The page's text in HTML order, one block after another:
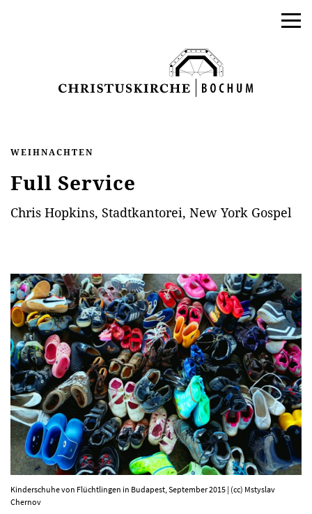
AKTUELLES
PROGRAMM
KIRCHE DER KULTUREN
FOTOS
KONTAKT
WEIHNACHTEN
Full Service
Chris Hopkins, Stadtkantorei, New York Gospel
Kinderschuhe von Flücht­lingen in Buda­pest, Sep­tem­ber 2015 | (cc) Mstys­lav
Chernov